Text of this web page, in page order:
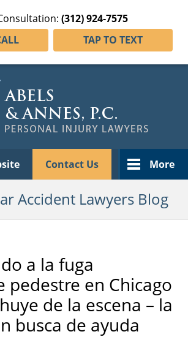
(312) 924-7575
TAP TO TEXT
Contact Us More
Accident Lawyers Blog
a la fuga
pedestre en Chicago
de la escena – la
busca de ayuda